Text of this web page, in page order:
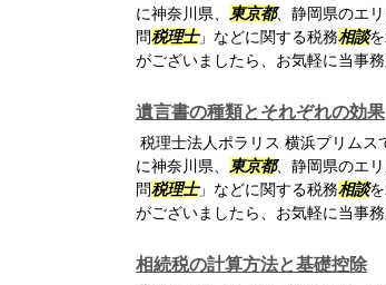
に神奈川県、
東京都、静岡県のエ
問税理士」などに関する税務相談
がございましたら、お気軽に当事
遺言書の種類とそれぞれの効果
税理士法人ポラリス 横浜プリム
に神奈川県、
東京都、静岡県のエ
問税理士」などに関する税務相談
がございましたら、お気軽に当事
相続税の計算方法と基礎控除